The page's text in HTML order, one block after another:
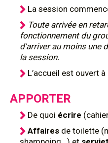
La session
Toute arrivée en
fonctionnement du
d'arriver au moins une
la session.
L’accueil est ouvert
APPORTER
De quoi écrire
Affaires de toilette